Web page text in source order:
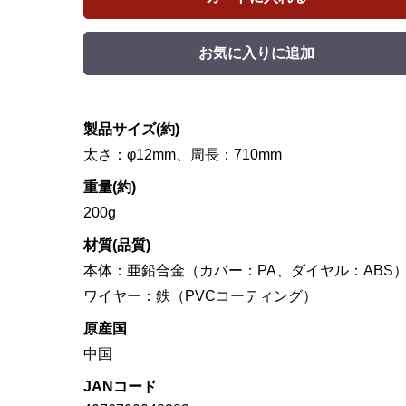
お気に入りに追加
製品サイズ(約)
太さ：φ12mm、周長：710mm
重量(約)
200g
材質(品質)
本体：亜鉛合金（カバー：PA、ダイヤル：ABS
ワイヤー：鉄（PVCコーティング）
原産国
中国
JANコード